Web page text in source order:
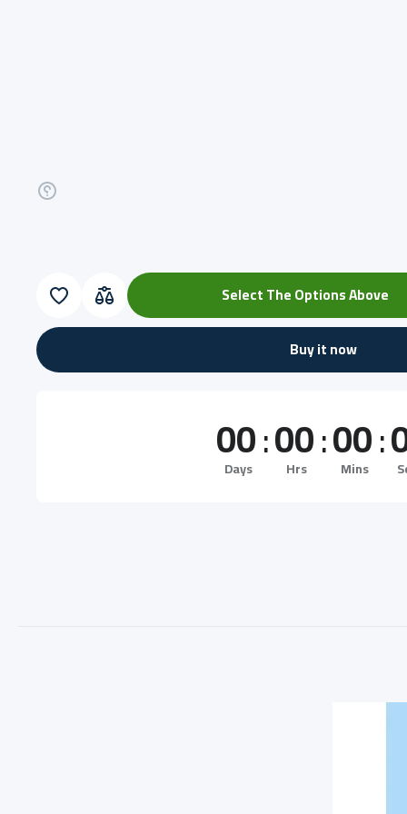
Select The Options Above
Buy it now
00:00:00:
Days Hrs Mins